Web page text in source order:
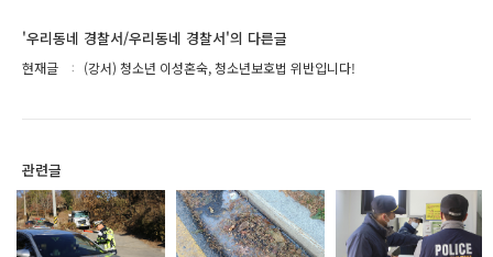
'우리동네 경찰서/우리동네 경찰서'의 다른글
현재글 (강서) 청소년 이성혼숙, 청소년보호법 위반입니다!
관련글